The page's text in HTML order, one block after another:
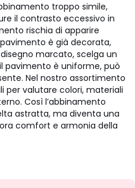
troppo simile,
il contrasto eccessivo in
rischia di apparire
è già decorata,
marcato, scelga un
pavimento è uniforme, può
Nel nostro assortimento
per valutare colori, materiali
Così l’abbinamento
astratta, ma diventa una
comfort e armonia della